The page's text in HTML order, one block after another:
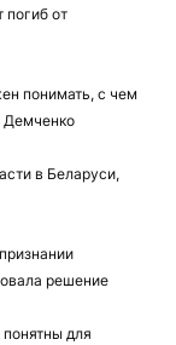
погиб от
понимать, с чем
Демченко
в Беларуси,
решение
для